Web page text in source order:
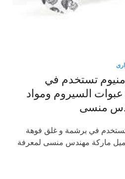
تستخدم في
السيروم ومواد
منسى
تستخدم في برشمة و غلق فوهة
ماركة مهندس منسى لمعرفة